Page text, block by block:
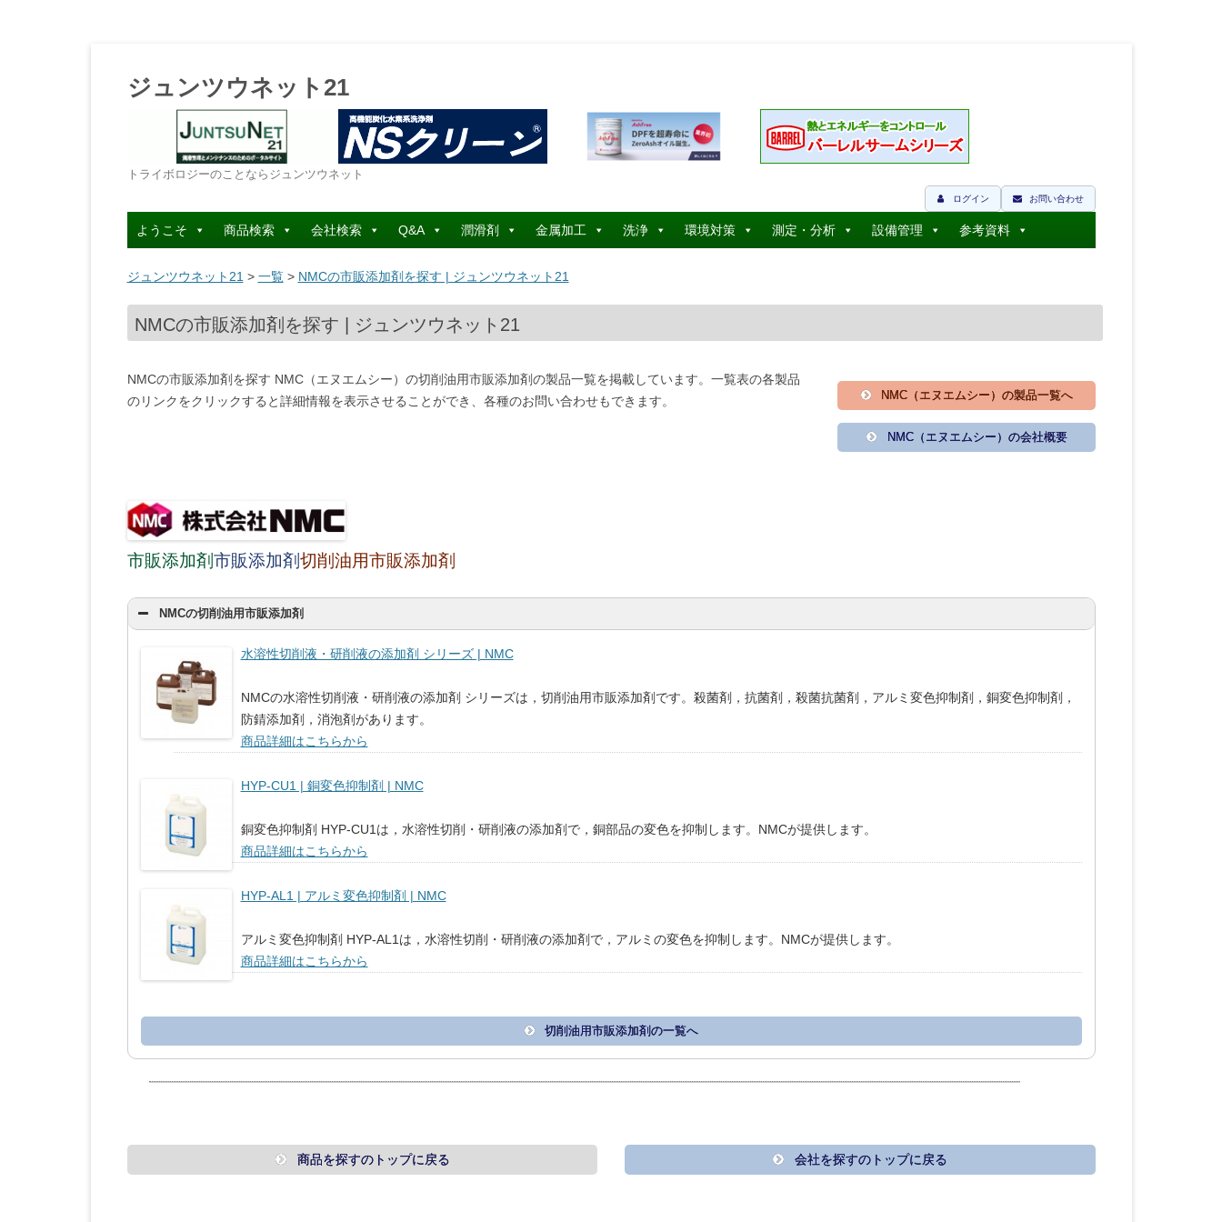
ジュンツウネット21
トライボロジーのことならジュンツウネット
お問い合わせ
ログイン
コ
ン
テ
ン
へ
キ
ようこそ 商品検索 会社検索 Q&A 潤滑剤 金属加工 洗浄 環境対策 測定・分析 設備管理 参考資料
ジュンツウネット21 > 一覧> NMCの市販添加剤を探す | ジュンツウネット21
NMCの市販添加剤を探す | ジュンツウネット21
NMCの市販添加剤を探す NMC（エヌエムシー）の切削油用市販添加剤の製品一覧を掲載しています。一覧表の各製品
のリンクをクリックすると詳細情報を表示させることができ、各種のお問い合わせもできます。
NMC（エヌエムシー）の製品一覧へ
NMC（エヌエムシー）の会社概要
市販添加剤市販添加剤切削油用市販添加剤
NMCの切削油用市販添加剤
水溶性切削液・研削液の添加剤 シリーズ | NMC
NMCの水溶性切削液・研削液の添加剤 シリーズは，切削油用市販添加剤です。殺菌剤，抗菌剤，殺菌抗菌剤，アルミ変色抑制剤，銅変色抑制剤，
防錆添加剤，消泡剤があります。
商品詳細はこちらから
HYP-CU1 | 銅変色抑制剤 | NMC
銅変色抑制剤 HYP-CU1は，水溶性切削・研削液の添加剤で，銅部品の変色を抑制します。NMCが提供します。
商品詳細はこちらから
HYP-AL1 | アルミ変色抑制剤 | NMC
アルミ変色抑制剤 HYP-AL1は，水溶性切削・研削液の添加剤で，アルミの変色を抑制します。NMCが提供します。
商品詳細はこちらから
切削油用市販添加剤の一覧へ
商品を探すのトップに戻る 会社を探すのトップに戻る